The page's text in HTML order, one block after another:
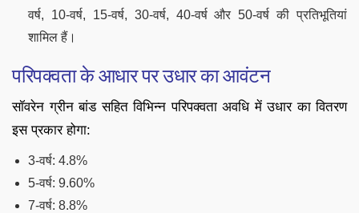
वर्ष, 10-वर्ष, 15-वर्ष, 30-वर्ष, 40-वर्ष और 50-वर्ष की प्रतिभूतियां
शामिल हैं।
परिपक्वता के आधार पर उधार का आवंटन
सॉवरेन ग्रीन बांड सहित विभिन्न परिपक्वता अवधि में उधार का वितरण
इस प्रकार होगा:
3-वर्ष: 4.8%
5-वर्ष: 9.60%
7-वर्ष: 8.8%